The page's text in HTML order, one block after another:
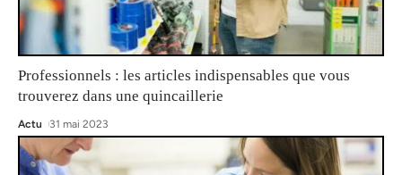
Professionnels : les articles indispensables que vous
trouverez dans une quincaillerie
Actu 31 mai 2023